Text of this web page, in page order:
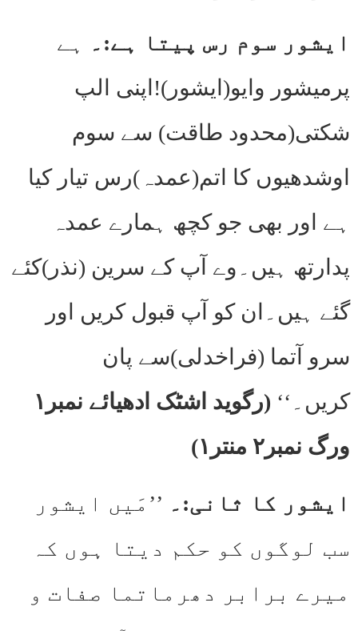
ایشور سوم رس پیتا ہے:۔
ہے
پرمیشور وایو(ایشور)!اپنی الپ
شکتی(محدود طاقت) سے سوم
اوشدھیوں کا اتم(عمدہ)رس تیار کیا
ہے اور بھی جو کچھ ہمارے عمدہ
پدارتھ ہیں۔وے آپ کے سرین (نذر)کئے
گئے ہیں۔ان کو آپ قبول کریں اور
سرو آتما (فراخدلی)سے پان
کریں۔‘‘
(رگوید اشٹک ادھیائے نمبر۱
ورگ نمبر۲ منتر۱)
ایشور کا ثانی:۔ ’’مَیں ایشور
سب لوگوں کو حکم دیتا ہوں کہ
میرے برابر دھرماتما صفات و